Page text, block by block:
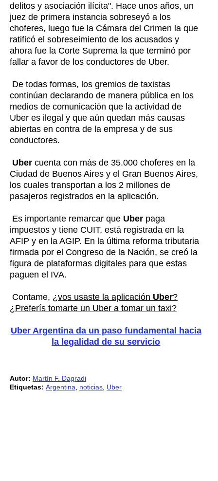
delitos y asociación ilícita". Hace unos años, un
juez de primera instancia sobreseyó a los
choferes, luego fue la Cámara del Crimen la que
ratificó el sobreseimiento de los acusados y
ahora fue la Corte Suprema la que terminó por
fallar a favor de los conductores de Uber.
De todas formas, los gremios de taxistas
continúan declarando de manera pública en los
medios de comunicación que la actividad de
Uber es ilegal y que aún quedan más causas
abiertas en contra de la empresa y de sus
conductores.
Uber cuenta con más de 35.000 choferes en la
Ciudad de Buenos Aires y el Gran Buenos Aires,
los cuales transportan a los 2 millones de
pasajeros registrados en la aplicación.
Es importante remarcar que Uber paga
impuestos y tiene CUIT, está registrada en la
AFIP y en la AGIP. En la última reforma tributaria
firmada por el Congreso de la Nación, se creó la
figura de plataformas digitales para que estas
paguen el IVA.
Contame, ¿vos usaste la aplicación Uber?
¿Preferís tomarte un Uber a tomar un taxi?
Uber Argentina da un paso fundamental hacia
la legalidad de su servicio
Autor: Martín F. Dagradi
Etiquetas: Argentina noticias Uber